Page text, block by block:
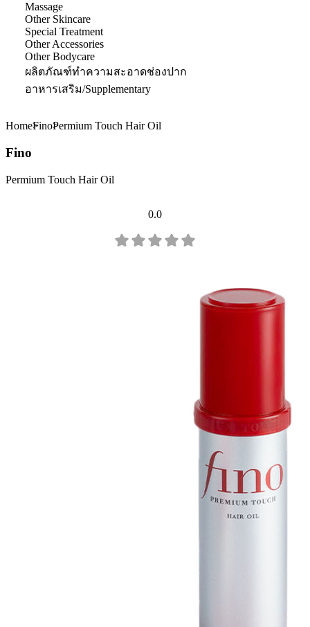
Massage
Other Skincare
Special Treatment
Other Accessories
Other Bodycare
ผลิตภัณฑ์ทำความสะอาดช่องปาก
อาหารเสริม/Supplementary
HomeFinoPermium Touch Hair Oil
Fino
Permium Touch Hair Oil
0.0